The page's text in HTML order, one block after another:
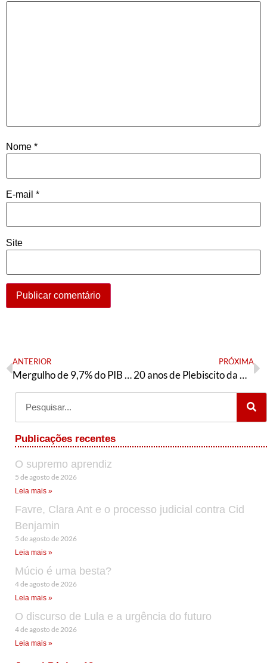
Nome *
E-mail *
Site
ANTERIOR
Mergulho de 9,7% do PIB é prenúncio de que crise será longa, para desespero do povo
PRÓXIMA
20 anos de Plebiscito da Dívida no Brasil: do Papa a Bono Vox, movimento engajou milhares
Publicações recentes
O supremo aprendiz
5 de agosto de 2026
Leia mais »
Favre, Clara Ant e o processo judicial contra Cid
Benjamin
5 de agosto de 2026
Leia mais »
Múcio é uma besta?
4 de agosto de 2026
Leia mais »
O discurso de Lula e a urgência do futuro
4 de agosto de 2026
Leia mais »